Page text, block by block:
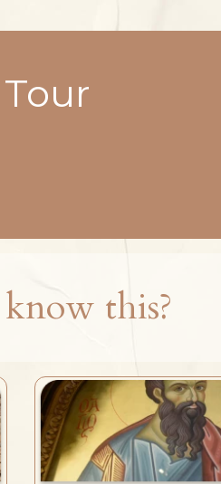
this?